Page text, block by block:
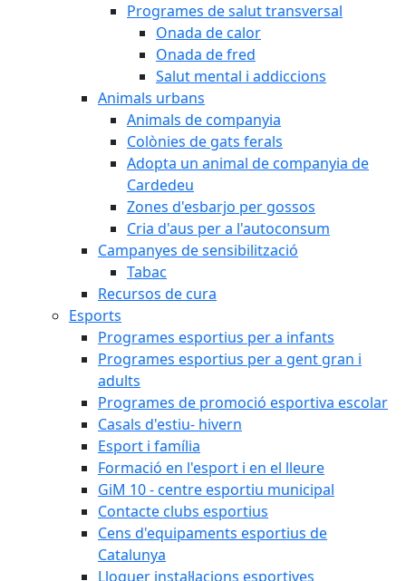
Programes de salut transversal
Onada de calor
Onada de fred
Salut mental i addiccions
Animals urbans
Animals de companyia
Colònies de gats ferals
Adopta un animal de companyia de
Cardedeu
Zones d'esbarjo per gossos
Cria d'aus per a l'autoconsum
Campanyes de sensibilització
Tabac
Recursos de cura
Esports
Programes esportius per a infants
Programes esportius per a gent gran i
adults
Programes de promoció esportiva escolar
Casals d'estiu- hivern
Esport i família
Formació en l'esport i en el lleure
GiM 10 - centre esportiu municipal
Contacte clubs esportius
Cens d'equipaments esportius de
Catalunya
Lloguer instal·lacions esportives